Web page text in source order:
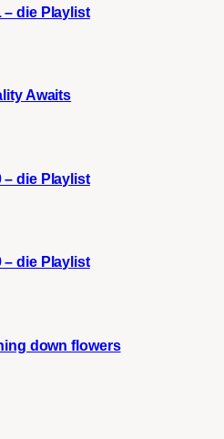
– die Playlist
Awaits
– die Playlist
– die Playlist
down flowers